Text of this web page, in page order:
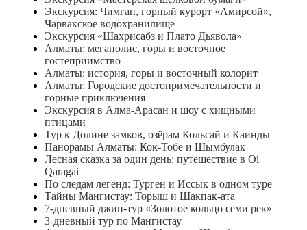
Экскурсия: Чимган, горный курорт «Амирсой»,
Чарвакское водохранилище
Экскурсия «Шахрисабз и Плато Дьявола»
Алматы: мегаполис, горы и восточное
гостеприимство
Алматы: история, горы и восточный колорит
Алматы: Городские достопримечательности и
горные приключения
Экскурсия в Алма-Арасан и шоу с хищными
птицами
Тур к Долине замков, озёрам Кольсай и Каинды
Панорамы Алматы: Кок-Тобе и Шымбулак
Лесная сказка за один день: путешествие в Oi
Qaragai
По следам легенд: Турген и Иссык в одном туре
Тайны Мангистау: Торыш и Шакпак-ата
7-дневный джип-тур «Золотое кольцо семи рек»
3-дневный тур по Мангистау